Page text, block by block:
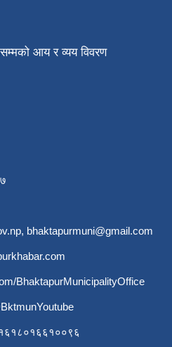
आय र व्यय विवरण
, bhaktapurmuni@gmail.com
BhaktapurMunicipalityOffice
१६१८०१६६१००९६